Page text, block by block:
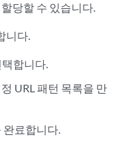
당할 수 있습니다.
니다.
택합니다.
URL 패턴 목록을 만
완료합니다.